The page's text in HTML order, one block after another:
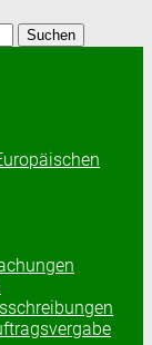
Suchen